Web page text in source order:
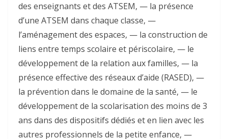
des enseignants et des ATSEM, — la présence
d’une ATSEM dans chaque classe, —
l’aménagement des espaces, — la construction de
liens entre temps scolaire et périscolaire, — le
développement de la relation aux familles, — la
présence effective des réseaux d’aide (RASED), —
la prévention dans le domaine de la santé, — le
développement de la scolarisation des moins de 3
ans dans des dispositifs dédiés et en lien avec les
autres professionnels de la petite enfance, —